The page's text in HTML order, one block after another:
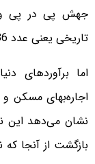
جهش پی در پی
تاریخی یعنی عدد 36 رسید.
اما برآوردهای
اجاره‌‌‌‌بهای مسکن
بازگشت از آنجا